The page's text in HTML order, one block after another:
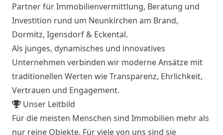
Partner für Immobilienvermittlung, Beratung und
Investition rund um Neunkirchen am Brand,
Dormitz, Igensdorf & Eckental.
Als junges, dynamisches und innovatives
Unternehmen verbinden wir moderne Ansätze mit
traditionellen Werten wie Transparenz, Ehrlichkeit,
Vertrauen und Engagement.
Unser Leitbild
Für die meisten Menschen sind Immobilien mehr als
nur reine Objekte. Für viele von uns sind sie